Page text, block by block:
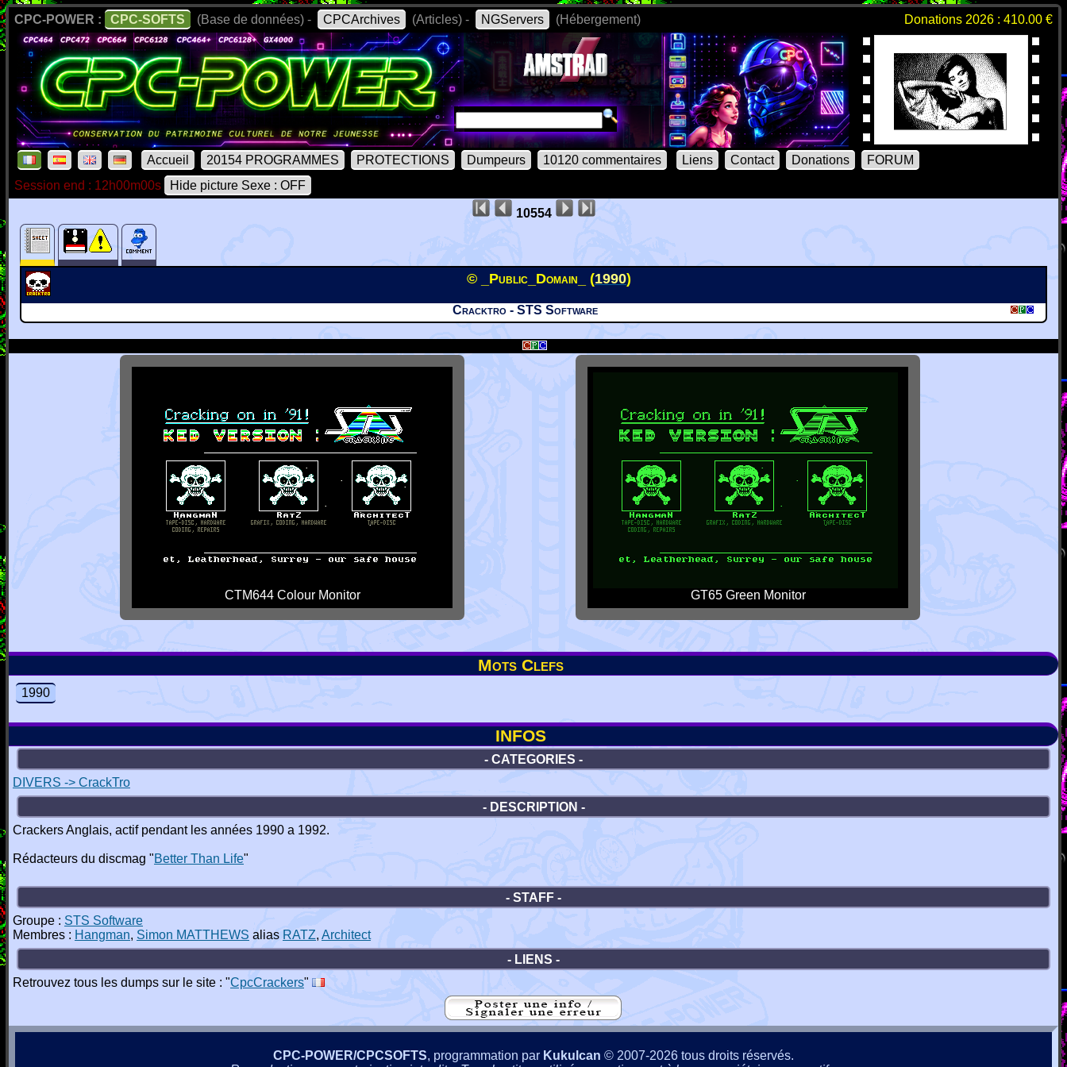
CPC-POWER : CPC-SOFTS (Base de données) - CPCArchives (Articles) - NGServers (Hébergement) Donations 2026 : 410.00 €
Accueil 20154 PROGRAMMES PROTECTIONS Dumpeurs 10120 commentaires Liens Contact Donations
FORUM
Session end : 12h00m00s
Hide picture Sexe : OFF
10554
© _Public_Domain_ (1990)
Cracktro - STS Software
CTM644 Colour Monitor GT65 Green Monitor
Mots Clefs
1990
INFOS
- CATEGORIES -
DIVERS -> CrackTro
- DESCRIPTION -
Crackers Anglais, actif pendant les années 1990 a 1992.
Rédacteurs du discmag "Better Than Life"
- STAFF -
Groupe : STS Software
Membres : Hangman, Simon MATTHEWS alias RATZ, Architect
- LIENS -
Retrouvez tous les dumps sur le site : "CpcCrackers"
CPC-POWER/CPCSOFTS, programmation par Kukulcan © 2007-2026 tous droits réservés.